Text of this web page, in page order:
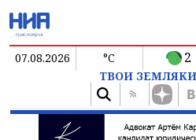
07.08.2026 °C 2
ТВОИ